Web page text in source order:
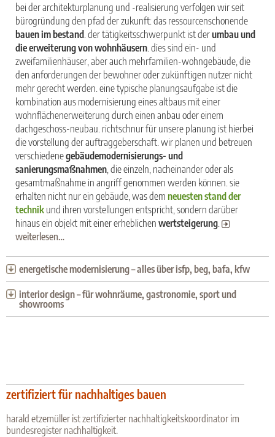
zertifiziert für nachhaltiges bauen
harald etzemüller ist zertifizierter nachhaltigkeitskoordinator im
bundesregister nachhaltigkeit.
bei der architekturplanung und -realisierung verfolgen wir seit
bürogründung den pfad der zukunft: das ressourcenschonende
bauen im bestand . der tätigkeitsschwerpunkt ist derumbau und
die erweiterung von wohnhäusern . dies sind ein- und
zweifamilienhäuser, aber auch mehrfamilien-wohngebäude, die
den anforderungen der bewohner oder zukünftigen nutzer nicht
mehr gerecht werden. eine typische planungsaufgabe ist die
kombination aus modernisierung eines altbaus mit einer
wohnflächenerweiterung durch einen anbau oder einem
dachgeschoss-neubau. richtschnur für unsere planung ist hierbei
die vorstellung der auftraggeberschaft. wir planen und betreuen
verschiedenegebäudemodernisierungs- und
sanierungsmaßnahmen , die einzeln, nacheinander oder als
gesamtmaßnahme in angriff genommen werden können. sie
erhalten nicht nur ein gebäude, was dem neuesten stand der
technik und ihren vorstellungen entspricht, sondern darüber
hinaus ein objekt mit einer erheblichen wertsteigerung
weiterlesen…
energetische modernisierung – alles über isfp, beg, bafa, kfw
interior design – für wohnräume, gastronomie, sport und
showrooms